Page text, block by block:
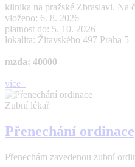
klinika na pražské Zbraslavi. Na
vloženo: 6. 8. 2026
platnost do: 5. 10. 2026
lokalita: Žitavského 497 Praha 5
mzda: 40000
více
Zubní lékař
Přenechání ordinace
Přenechám zavedenou zubní